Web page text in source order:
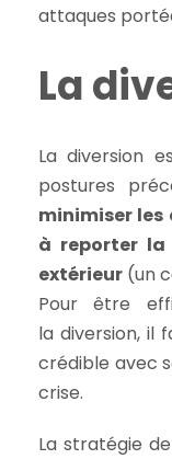
attaques
La
La diversion
postures
minimiser les
à reporter la
extérieur (un
Pour être
la diversion, il
crédible avec
crise.
La stratégie